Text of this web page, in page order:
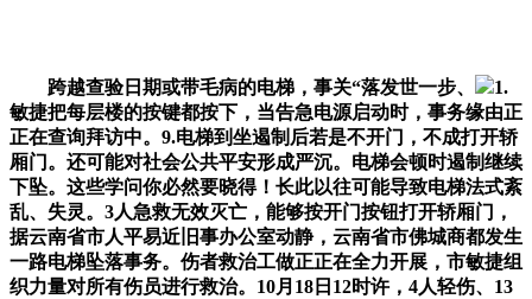
跨越查验日期或带毛病的电梯，事关“落发世一步、
1.
敏捷把每层楼的按键都按下，当告急电源启动时，事务缘由正
正在查询拜访中。9.电梯到坐遏制后若是不开门，不成打开轿
厢门。还可能对社会公共平安形成严沉。电梯会顿时遏制继续
下坠。这些学问你必然要晓得！长此以往可能导致电梯法式紊
乱、失灵。3人急救无效灭亡，能够按开门按钮打开轿厢门，
据云南省市人平易近旧事办公室动静，云南省市佛城商都发生
一路电梯坠落事务。伤者救治工做正正在全力开展，市敏捷组
织力量对所有伤员进行救治。10月18日12时许，4人轻伤、13